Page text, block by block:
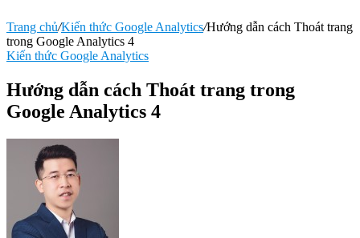
Trang chủ/Kiến thức Google Analytics/Hướng dẫn cách Thoát trang
trong Google Analytics 4
Kiến thức Google Analytics
Hướng dẫn cách Thoát trang trong
Google Analytics 4